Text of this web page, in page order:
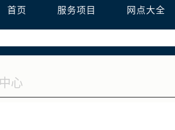
首页 服务项目 网点大全
（需提前预约）
层03室室浪琴售后服务中心（需提前